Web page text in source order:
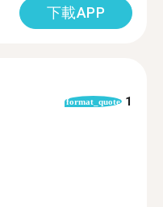
下載APP
format_quote 1